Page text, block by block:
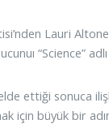
Lauri
“Science”
ettiği sonuca
için büyük bir